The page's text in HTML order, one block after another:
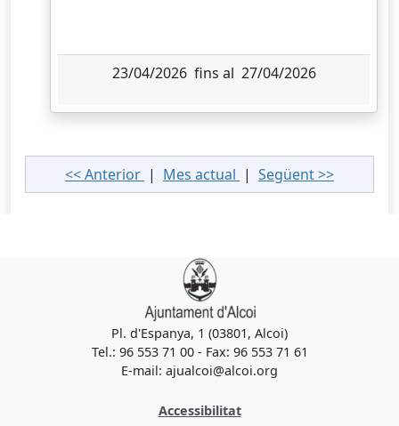
23/04/2026 fins al 27/04/2026
<< Anterior | Mes actual | Següent >>
Pl. d'Espanya, 1 (03801, Alcoi)
Tel.: 96 553 71 00 - Fax: 96 553 71 61
E-mail: ajualcoi@alcoi.org
Accessibilitat